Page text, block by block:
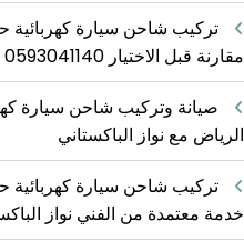
تركيب شاحن سيارة كهربائية
مقارنة قبل الاختيار 0593041140
صيانة وتركيب شاحن سيارة
الرياض مع نواز الباكستاني
تركيب شاحن سيارة
خدمة معتمدة من الفني نواز